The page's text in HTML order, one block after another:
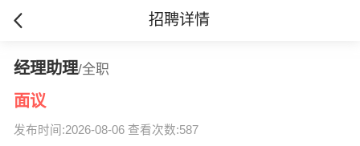
招聘详情
经理助理/全职
面议
发布时间:2026-08-06 查看次数:587